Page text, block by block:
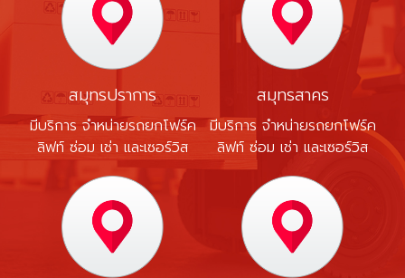
สมุทรปราการ
มีบริการ จำหน่ายรถยกโฟร์ค
ลิฟท์ ซ่อม เช่า และเซอร์วิส
สมุทรสาคร
มีบริการ จำหน่ายรถยกโฟร์ค
ลิฟท์ ซ่อม เช่า และเซอร์วิส